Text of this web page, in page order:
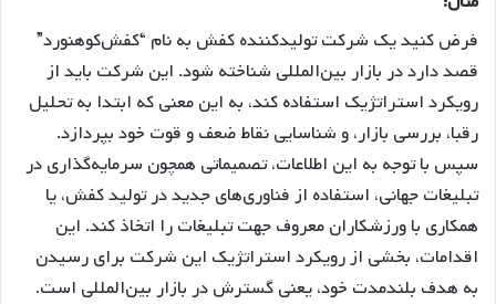
فرض کنید یک شرکت تولید‌کننده کفش به نام “کفش‌کوهنورد”
قصد دارد در بازار بین‌المللی شناخته شود. این شرکت باید از
رویکرد استراتژیک استفاده کند، به این معنی که ابتدا به تحلیل
رقبا، بررسی بازار، و شناسایی نقاط ضعف و قوت خود بپردازد.
سپس با توجه به این اطلاعات، تصمیماتی همچون سرمایه‌گذاری در
تبلیغات جهانی، استفاده از فناوری‌های جدید در تولید کفش، یا
همکاری با ورزشکاران معروف جهت تبلیغات را اتخاذ کند. این
اقدامات، بخشی از رویکرد استراتژیک این شرکت برای رسیدن
به هدف بلندمدت خود، یعنی گسترش در بازار بین‌المللی است.